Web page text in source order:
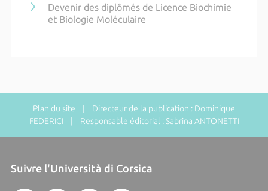
Devenir des diplômés de Licence Biochimie
et Biologie Moléculaire
Plan du site | Directeur de la publication : Dominique
FEDERICI | Responsable éditorial : Sabrina ANTONETTI
Suivre l'Università di Corsica